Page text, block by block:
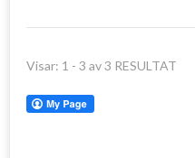
Visar: 1 - 3 av 3 RESULTAT